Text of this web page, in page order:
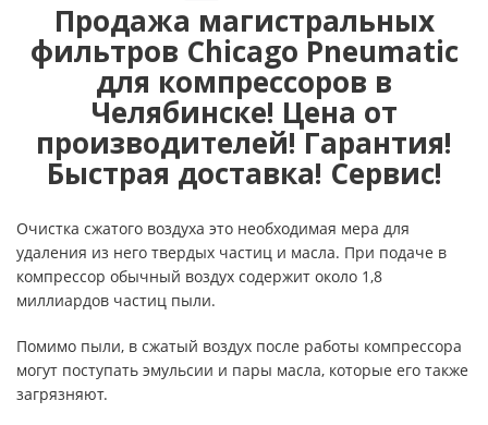
Продажа магистральных
фильтров Chicago Pneumatic
для компрессоров в
Челябинске! Цена от
производителей! Гарантия!
Быстрая доставка! Сервис!
Очистка сжатого воздуха это необходимая мера для
удаления из него твердых частиц и масла. При подаче в
компрессор обычный воздух содержит около 1,8
миллиардов частиц пыли.
Помимо пыли, в сжатый воздух после работы компрессора
могут поступать эмульсии и пары масла, которые его также
загрязняют.